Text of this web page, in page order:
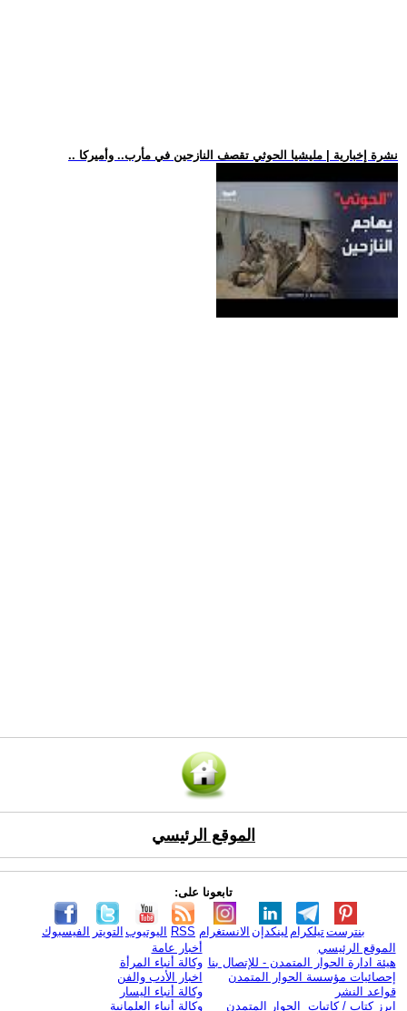
.. نشرة إخبارية | مليشيا الحوثي تقصف النازحين في مأرب.. وأميركا
الموقع الرئيسي
تابعونا على:
الفيسبوك التويتر اليوتيوب RSS الانستغرام لينكدإن تيلكرامبنترست
الموقع الرئيسي
هيئة ادارة الحوار المتمدن - للإتصال بنا
إحصائيات مؤسسة الحوار المتمدن
قواعد النشر
ابرز كتاب / كاتبات الحوار المتمدن
أخبار عامة
وكالة أنباء المرأة
اخبار الأدب والفن
وكالة أنباء اليسار
وكالة أنباء العلمانية